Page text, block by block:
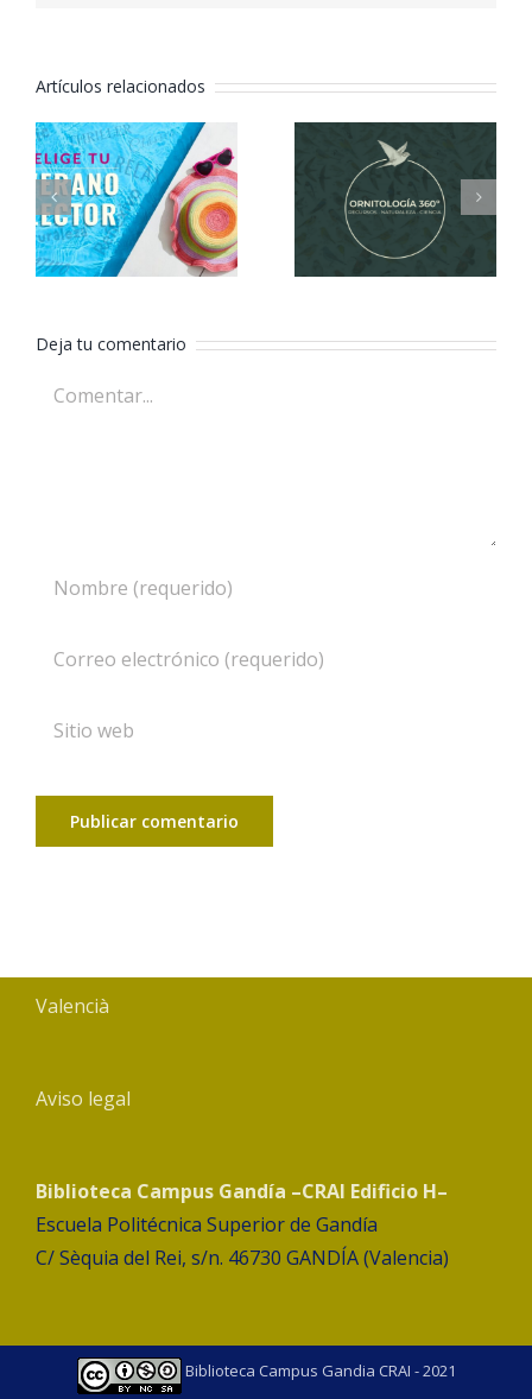
Artículos relacionados
Elige tu
verano
lector
Ornitología
360º
Deja tu comentario
Comentar
Valencià
Aviso legal
Biblioteca Campus Gandía –CRAI Edificio H–
Escuela Politécnica Superior de Gandía
C/ Sèquia del Rei, s/n. 46730 GANDÍA (Valencia)
Biblioteca Campus Gandia CRAI - 2021